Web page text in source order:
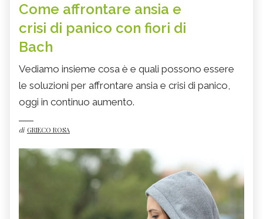
Come affrontare ansia e
crisi di panico con fiori di
Bach
Vediamo insieme cosa è e quali possono essere
le soluzioni per affrontare ansia e crisi di panico,
oggi in continuo aumento.
di GRIECO ROSA